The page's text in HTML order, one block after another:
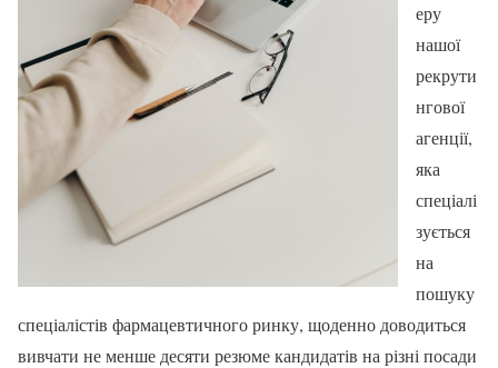
еру
нашої
рекрути
нгової
агенції,
яка
спеціалі
зується
на
пошуку
спеціалістів фармацевтичного ринку, щоденно доводиться
вивчати не менше десяти резюме кандидатів на різні посади